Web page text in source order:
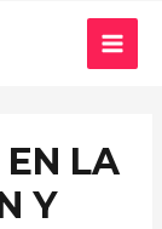
LA
Y